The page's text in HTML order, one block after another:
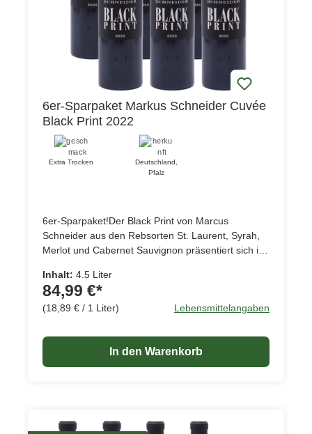
6er-Sparpaket Markus Schneider Cuvée
Black Print 2022
Extra Trocken Deutschland
Pfalz
6er-Sparpaket!Der Black Print von Marcus
Schneider aus den Rebsorten St. Laurent, Syrah,
Merlot und Cabernet Sauvignon präsentiert sich im
fast schon schwarz, in der Nase zeigt der Wein
reife und konzentrierte Fruchtaromen dunkler
Beeren, die vollmundig und weich auch am
Vanillenoten und ein Hauch Schokolade runden
das Gesamtbild des recht nachhaltigen Weines ab.
Ideal passt er zu kräftigen, nicht zu würzigen
Inhalt: 4.5 Liter
84,99 €*
(18,89 € / 1 Liter) Lebensmittelangaben
In den Warenkorb